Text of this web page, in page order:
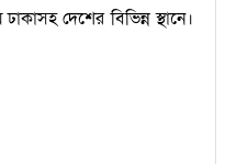
দেশের বিভিন্ন স্থানে।